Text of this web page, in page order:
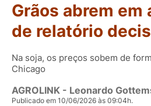
Grãos abrem em
de relatório
Na soja, os preços sobem de
Chicago
AGROLINK - Leonardo
Publicado em 10/06/2026 às 09:04h.